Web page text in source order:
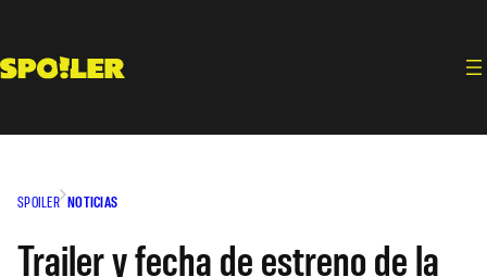
contenido
SPOILER NOTICIAS
Trailer y fecha de estreno de la